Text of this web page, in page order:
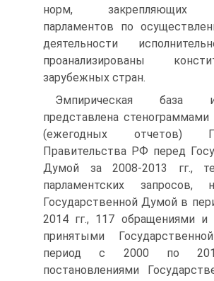
норм, закрепляющих
парламентов по
деятельности
проанализированы
зарубежных стран.
Эмпирическая база
представлена стенограммами
(ежегодных отчетов)
Правительства РФ перед
Думой за 2008-2013 гг.,
парламентских запросов,
Государственной Думой в
2014 гг., 117 обращениями и
принятыми
период с 2000 по
постановлениями